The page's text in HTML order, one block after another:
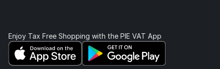
Enjoy Tax Free Shopping with the PIE VAT App